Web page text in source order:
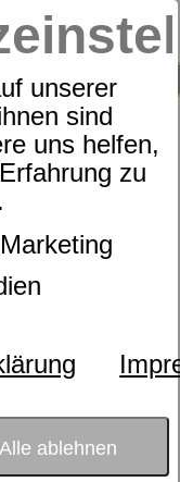
unserer
sind
uns helfen,
zu
Marketing
Alle ablehnen
SUCHE
0